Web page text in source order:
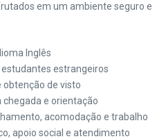
em um ambiente seguro e
Inglês
estrangeiros
obtenção de visto
e orientação
acomodação e trabalho
apoio social e atendimento